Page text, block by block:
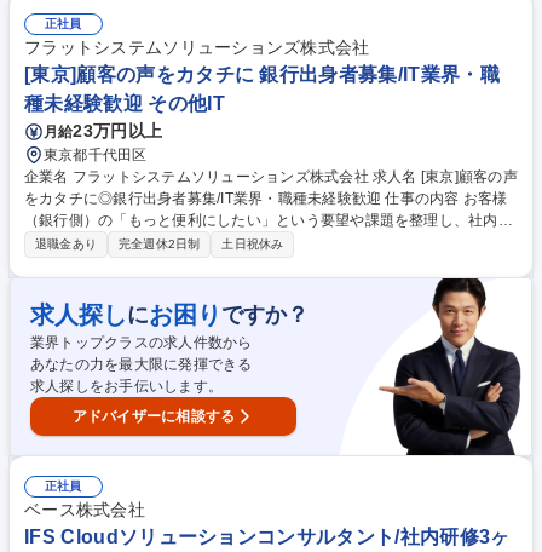
に合わせ、効果的な施策の立案・提案・デリバリーを実施、またセキュリ
ティ対策の要件定義及び設計、構築、運用/保守のデリバリー支援までお任
せします。その他セキュリティの脅威/リスク分析、重大インシデント発生
時のサポート等もございます。 募集職種 3760 ■セキュリティコンサルタ
ント/PM【サイバーセキュリティ部門】
正社員
フラットシステムソリューションズ株式会社
[東京]顧客の声をカタチに 銀行出身者募集/IT業界・職
種未経験歓迎 その他IT
月給23万円以上
東京都千代田区
企業名 フラットシステムソリューションズ株式会社 求人名 [東京]顧客の声
をカタチに◎銀行出身者募集/IT業界・職種未経験歓迎 仕事の内容 お客様
（銀行側）の「もっと便利にしたい」という要望や課題を整理し、社内エ
ンジニアと協力してシステム改修の計画（要件定義）を決めていただきま
語がわかる方を求めます◎ これまで銀行で営業をしてきたけど、よりお客
様のニーズをくみ取り、自身で提案を設計したいという方、是非ご応募く
ださい。 当社でも、新卒で入った社員からこのポジションは経験でき、IT
経験がなくてもご活躍いただける組織体制は整っております。 募集職種
[東京]顧客の声をカタチに◎銀行出身者募集/IT業界・職種未経験歓迎
退職金あり 完全週休2日制 土日祝休み
求人探しにお困り ですか？
業界トップクラスの求人件数から
あなたの力を最大限に発揮できる
求人探しをお手伝いします。
アドバイザーに相談する
正社員
ベース株式会社
IFS Cloudソリューションコンサルタント/社内研修3ヶ